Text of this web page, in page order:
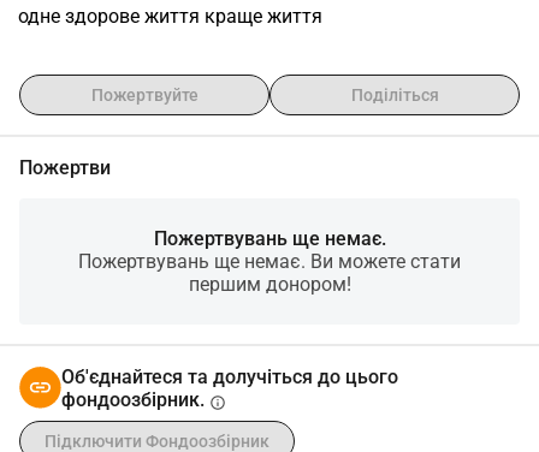
одне здорове життя краще життя
Пожертвуйте Поділіться
Пожертви
Пожертвувань ще немає.
Пожертвувань ще немає. Ви можете стати
першим донором!
Об'єднайтеся та долучіться до цього
фондоозбірник. info
Підключити Фондоозбірник